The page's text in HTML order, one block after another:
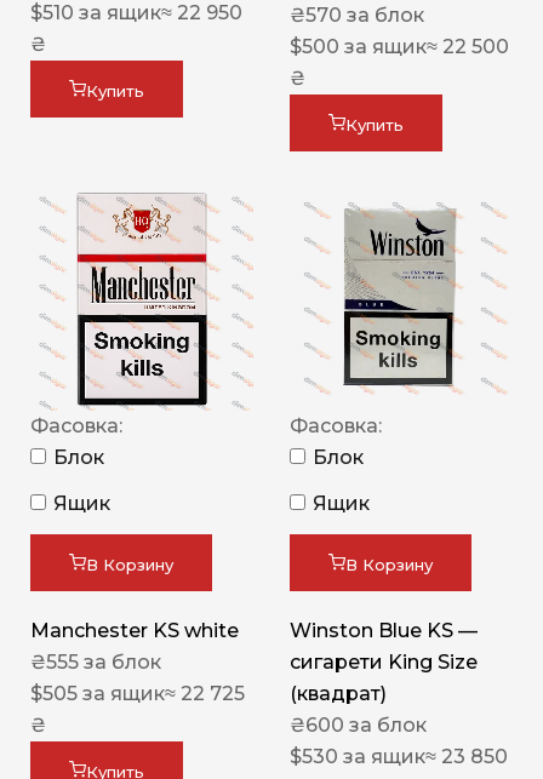
$510 за ящик≈ 22 950
₴
Купить
₴570 за блок
$500 за ящик≈ 22 500
₴
Купить
Фасовка:
Блок
Ящик
В Корзину
Manchester KS white
₴555 за блок
$505 за ящик≈ 22 725
₴
Купить
Фасовка:
Блок
Ящик
В Корзину
Winston Blue KS —
сигарети King Size
(квадрат)
₴600 за блок
$530 за ящик≈ 23 850